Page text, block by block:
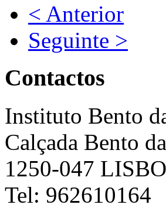
< Anterior
Seguinte >
Contactos
Instituto Bento
Calçada Bento
1250-047
Tel: 962610164